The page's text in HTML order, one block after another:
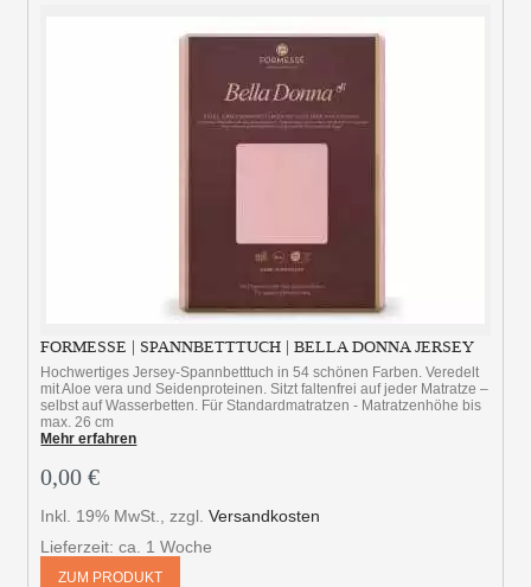
FORMESSE | SPANNBETTTUCH | BELLA DONNA JERSEY
Hochwertiges Jersey-Spannbetttuch in 54 schönen Farben. Veredelt
mit Aloe vera und Seidenproteinen. Sitzt faltenfrei auf jeder Matratze –
selbst auf Wasserbetten. Für Standardmatratzen - Matratzenhöhe bis
max. 26 cm
Mehr erfahren
0,00 €
Inkl. 19% MwSt. ,zzgl.Versandkosten
Lieferzeit: ca. 1 Woche
ZUM PRODUKT